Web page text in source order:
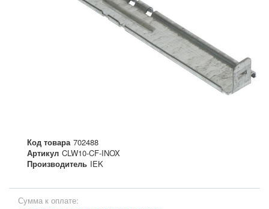
Код товара 702488
Артикул CLW10-CF-INOX
Производитель IEK
Сумма к оплате: